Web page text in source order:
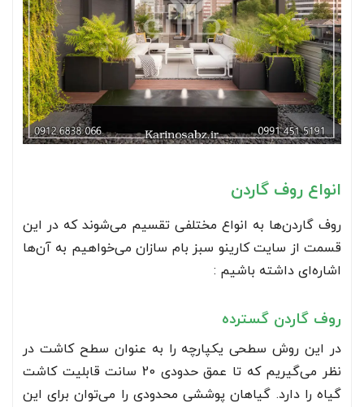
انواع روف گاردن
روف گاردن‌ها به انواع مختلفی تقسیم می‌شوند که در این
قسمت از سایت کارینو سبز بام سازان می‌خواهیم به آن‌ها
اشاره‌ای داشته باشیم :
روف گاردن گسترده
در این روش سطحی یکپارچه را به عنوان سطح کاشت در
نظر می‌گیریم که تا عمق حدودی 20 سانت قابلیت کاشت
گیاه را دارد. گیاهان پوششی محدودی را می‌توان برای این